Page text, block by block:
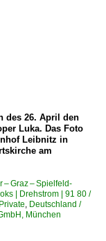
·KP·
des 26. April den
Luka. Das Foto
Leibnitz in
am
– Graz – Spielfeld-
| Drehstrom | 91 80 /
, Deutschland /
München